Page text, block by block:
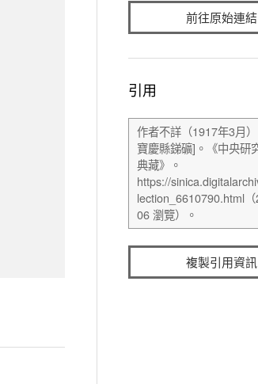
前往原始連結
引用
複製引用資訊